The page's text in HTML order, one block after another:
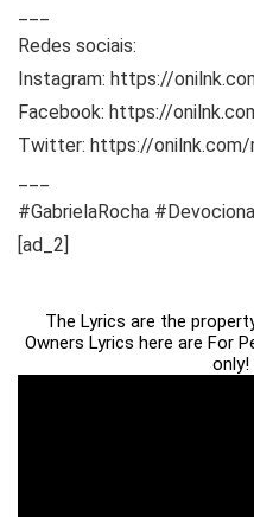
Redes sociais:
Instagram: https://
Facebook: https://
Twitter: https://
#GabrielaRocha
[ad_2]
The Lyrics are the
Owners Lyrics here are For
only!